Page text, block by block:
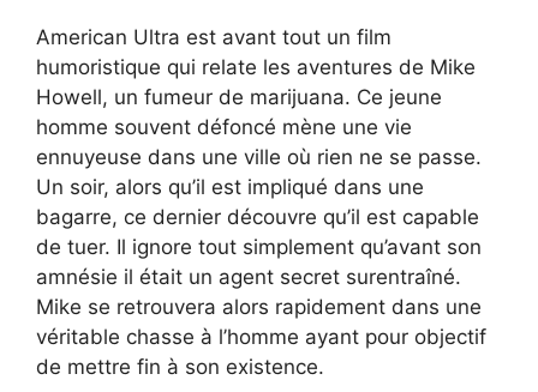
American Ultra est avant tout un film
humoristique qui relate les aventures de Mike
Howell, un fumeur de marijuana. Ce jeune
homme souvent défoncé mène une vie
ennuyeuse dans une ville où rien ne se passe.
Un soir, alors qu’il est impliqué dans une
bagarre, ce dernier découvre qu’il est capable
de tuer. Il ignore tout simplement qu’avant son
amnésie il était un agent secret surentraîné.
Mike se retrouvera alors rapidement dans une
véritable chasse à l’homme ayant pour objectif
de mettre fin à son existence.